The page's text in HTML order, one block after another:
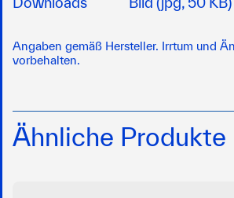
Angaben gemäß Hersteller. Irrtum und
vorbehalten.
Ähnliche Produkte